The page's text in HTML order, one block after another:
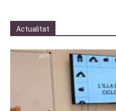
Actualitat